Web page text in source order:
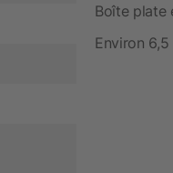
Boîte plate
Environ